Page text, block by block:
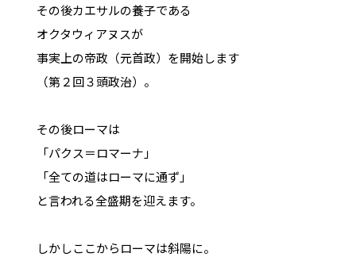
その後カエサルの養子である
オクタウィアヌスが
事実上の帝政（元首政）を開始します
（第２回３頭政治）。
その後ローマは
「パクス＝ロマーナ」
「全ての道はローマに通ず」
と言われる全盛期を迎えます。
しかしここからローマは斜陽に。